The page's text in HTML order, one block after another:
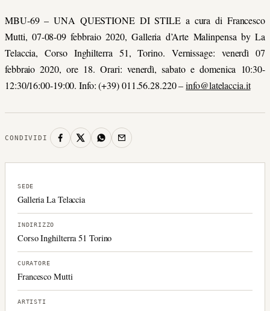
MBU-69 – UNA QUESTIONE DI STILE a cura di Francesco
Mutti, 07-08-09 febbraio 2020, Galleria d’Arte Malinpensa by La
Telaccia, Corso Inghilterra 51, Torino. Vernissage: venerdì 07
febbraio 2020, ore 18. Orari: venerdì, sabato e domenica 10:30-
12:30/16:00-19:00. Info: (+39) 011.56.28.220 –info@latelaccia.it
CONDIVIDI
SEDE
Galleria La Telaccia
INDIRIZZO
Corso Inghilterra 51 Torino
CURATORE
Francesco Mutti
ARTISTI